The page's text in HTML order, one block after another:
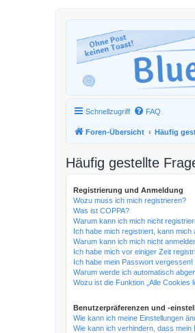
Schnellzugriff FAQ
Foren-Übersicht Häufig
Häufig gestellte
Registrierung und Anmeldung
Wozu muss ich mich registrieren?
Was ist COPPA?
Warum kann ich mich nicht
Ich habe mich registriert, kann mich
Warum kann ich mich nicht
Ich habe mich vor einiger Zeit
Ich habe mein Passwort vergessen!
Warum werde ich automatisch
Wozu ist die Funktion „Alle Cookies
Benutzerpräferenzen und -
Wie kann ich meine Einstellungen
Wie kann ich verhindern, dass